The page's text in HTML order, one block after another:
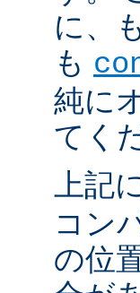
に、
も
純に
てく
上記
コン
の位